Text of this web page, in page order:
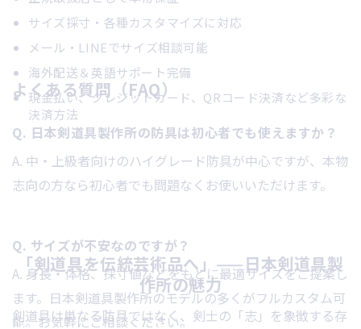
サイズ採寸・各種カスタマイズに対応
メール・LINEでサイズ相談可能
海外配送＆英語サポート完備
現金払い、クレジットカード、QRコード決済など多彩な
決済方法
よくある質問（FAQ）
Q. 日本剣道具製作所の防具は初心者でも使えますか？
A. 中・上級者向けのハイグレード防具が中心ですが、本物
志向の方なら初心者でも問題なくお使いいただけます。
Q. サイズが不安なのですが？
A. 身長・体格、採寸値などをもとに最適サイズをご提案し
ます。日本剣道具製作所のモデルの多くがフルカスタム可
能。お気軽にご相談ください。
「剣道具を伝統芸術品へ」——日本剣道具製
作所の魅力
剣道具は単なる防具ではなく、剣士の「志」を象徴する存